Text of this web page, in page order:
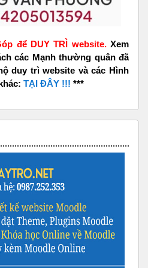
để DUY TRÌ website. Xem
các Mạnh thường quân đã
duy trì website và các Hình
TẠI ĐÂY !!! ***